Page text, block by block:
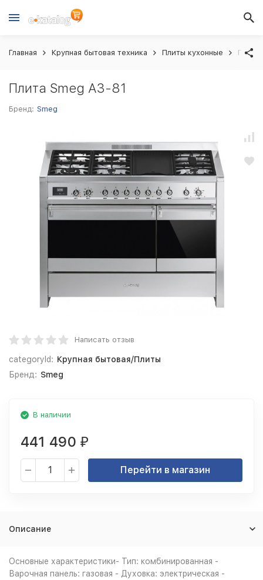
Главная Крупная бытовая техника Плиты кухонные Плита
Плита Smeg A3-81
Бренд: Smeg
Написать отзыв
categoryId: Крупная бытовая/Плиты
Бренд: Smeg
В наличии
441 490 ₽
Перейти в магазин
Описание
Основные характеристики- Тип: комбинированная -
Варочная панель: газовая - Духовка: электрическая -